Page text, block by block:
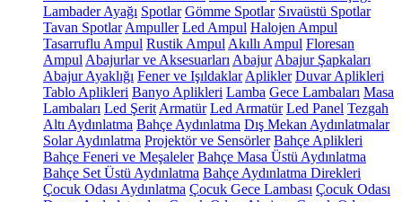
Lambader Ayağı Spotlar Gömme Spotlar Sıvaüstü Spotlar
Tavan Spotlar Ampuller Led Ampul Halojen Ampul
Tasarruflu Ampul Rustik Ampul Akıllı Ampul Floresan
Ampul Abajurlar ve Aksesuarları Abajur Abajur Şapkaları
Abajur Ayaklığı Fener ve Işıldaklar Aplikler Duvar Aplikleri
Tablo Aplikleri Banyo Aplikleri Lamba Gece Lambaları Masa
Lambaları Led Şerit Armatür Led Armatür Led Panel Tezgah
Altı Aydınlatma Bahçe Aydınlatma Dış Mekan Aydınlatmalar
Solar Aydınlatma Projektör ve Sensörler Bahçe Aplikleri
Bahçe Feneri ve Meşaleler Bahçe Masa Üstü Aydınlatma
Bahçe Set Üstü Aydınlatma Bahçe Aydınlatma Direkleri
Çocuk Odası Aydınlatma Çocuk Gece Lambası Çocuk Odası